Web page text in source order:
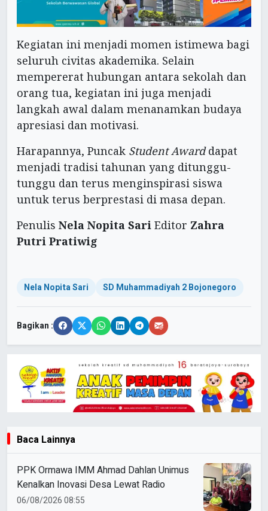
Kegiatan ini menjadi momen istimewa bagi
seluruh civitas akademika. Selain
mempererat hubungan antara sekolah dan
orang tua, kegiatan ini juga menjadi
langkah awal dalam menanamkan budaya
apresiasi dan motivasi.
Harapannya, Puncak Student Awarddapat
menjadi tradisi tahunan yang ditunggu-
tunggu dan terus menginspirasi siswa
untuk terus berprestasi di masa depan.
Penulis Nela Nopita Sari Editor Zahra
Putri Pratiwig
Nela Nopita Sari SD Muhammadiyah 2 Bojonegoro
Bagikan :
Baca Lainnya
PPK Ormawa IMM Ahmad Dahlan Unimus
Kenalkan Inovasi Desa Lewat Radio
06/08/2026 08:55